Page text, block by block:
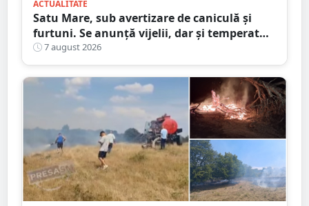
ACTUALITATE
Satu Mare, sub avertizare de caniculă și
furtuni. Se anunță vijelii, dar și temperaturi
ridicate. Avertizarea ANM
7 august 2026